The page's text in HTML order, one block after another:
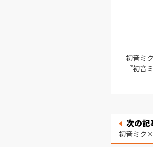
初音ミ
『初音
次の記
初音ミク×